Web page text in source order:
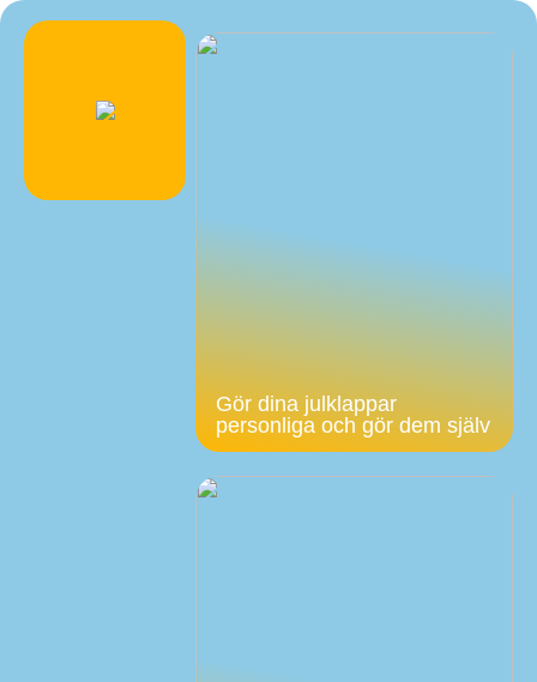
Gör dina julklappar
personliga och gör dem själv